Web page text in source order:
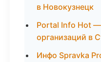
в Новокузнецк
Portal Info Hot
организаций в
Инфо Spravka